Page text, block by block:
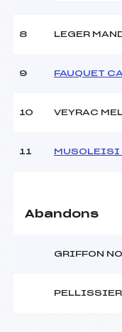
Ouvreurs D :
Météo :
Nombre de portes
Ouvreurs B :
Ouvreurs D :
8 LEGER
9 FAUQUET
10 VEYRAC
11 MUSOLEISI
Abandons
GRIFFON